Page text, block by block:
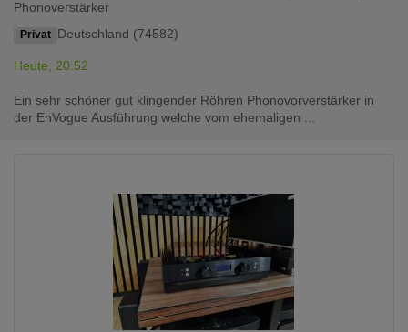
Phonoverstärker
Privat Deutschland (74582)
Heute, 20:52
Ein sehr schöner gut klingender Röhren Phonovorverstärker in
der EnVogue Ausführung welche vom ehemaligen ...